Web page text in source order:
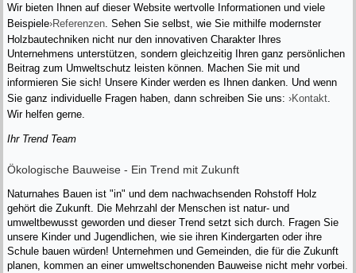
Wir bieten Ihnen auf dieser Website wertvolle Informationen und viele
Beispiele›Referenzen. Sehen Sie selbst, wie Sie mithilfe modernster
Holzbautechniken nicht nur den innovativen Charakter Ihres
Unternehmens unterstützen, sondern gleichzeitig Ihren ganz persönlichen
Beitrag zum Umweltschutz leisten können. Machen Sie mit und
informieren Sie sich! Unsere Kinder werden es Ihnen danken. Und wenn
Sie ganz individuelle Fragen haben, dann schreiben Sie uns:›Kontakt.
Wir helfen gerne.
Ihr Trend Team
Ökologische Bauweise - Ein Trend mit Zukunft
Naturnahes Bauen ist "in" und dem nachwachsenden Rohstoff Holz
gehört die Zukunft. Die Mehrzahl der Menschen ist natur- und
umweltbewusst geworden und dieser Trend setzt sich durch. Fragen Sie
unsere Kinder und Jugendlichen, wie sie ihren Kindergarten oder ihre
Schule bauen würden! Unternehmen und Gemeinden, die für die Zukunft
planen, kommen an einer umweltschonenden Bauweise nicht mehr vorbei.